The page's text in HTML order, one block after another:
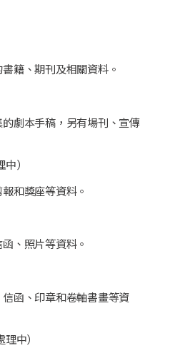
籍、期刊及相關資料。
劇本手稿，另有場刊、宣傳
）
和獎座等資料。
、照片等資料。
函、印章和卷軸書畫等資
理中）